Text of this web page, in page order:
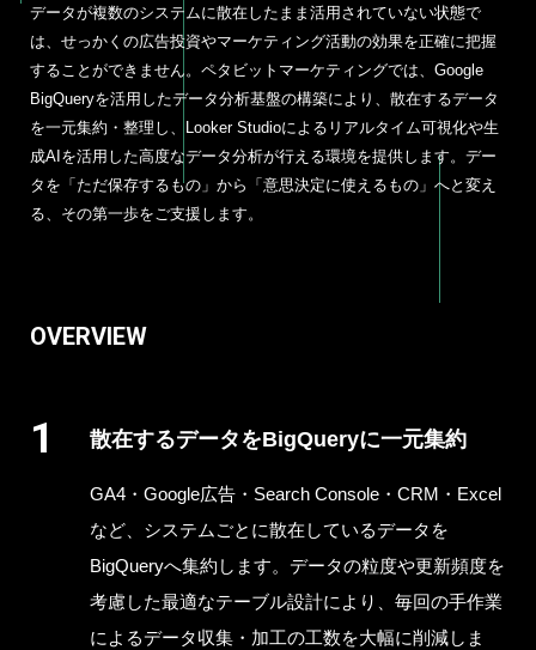
データが複数のシステムに散在したまま活用されていない状態で
は、せっかくの広告投資やマーケティング活動の効果を正確に把握
することができません。ペタビットマーケティングでは、Google
BigQueryを活用したデータ分析基盤の構築により、散在するデータ
を一元集約・整理し、Looker Studioによるリアルタイム可視化や生
成AIを活用した高度なデータ分析が行える環境を提供します。デー
タを「ただ保存するもの」から「意思決定に使えるもの」へと変え
る、その第一歩をご支援します。
OVERVIEW
散在するデータをBigQueryに一元集約
GA4・Google広告・Search Console・CRM・Excel
など、システムごとに散在しているデータを
BigQueryへ集約します。データの粒度や更新頻度を
考慮した最適なテーブル設計により、毎回の手作業
によるデータ収集・加工の工数を大幅に削減しま